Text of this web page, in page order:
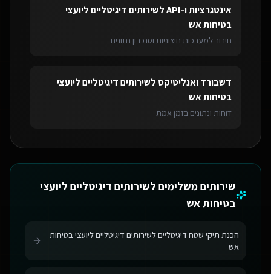
אינטגרציות ו-API לשירותים דיגיטליים ליועצי
בטיחות אש
חיבור למערכות חיצוניות וסנכרון נתונים
דשבורד ואנליטיקס לשירותים דיגיטליים ליועצי
בטיחות אש
דוחות ונתונים בזמן אמת
שירותים משלימים לשירותים דיגיטליים ליועצי
בטיחות אש
הכנת תיקי שטח דיגיטליים לשירותים דיגיטליים ליועצי בטיחות
אש